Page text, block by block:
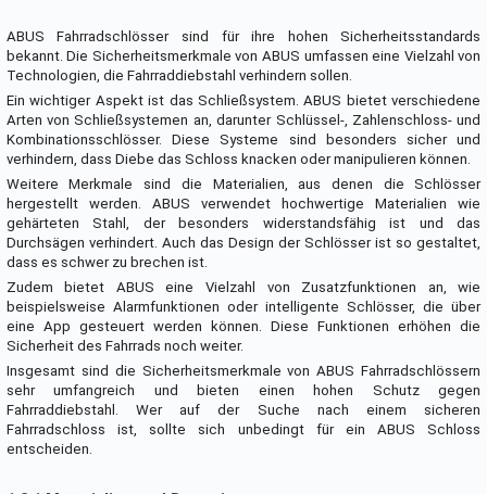
ABUS Fahrradschlösser sind für ihre hohen Sicherheitsstandards
bekannt. Die Sicherheitsmerkmale von ABUS umfassen eine Vielzahl von
Technologien, die Fahrraddiebstahl verhindern sollen.
Ein wichtiger Aspekt ist das Schließsystem. ABUS bietet verschiedene
Arten von Schließsystemen an, darunter Schlüssel-, Zahlenschloss- und
Kombinationsschlösser. Diese Systeme sind besonders sicher und
verhindern, dass Diebe das Schloss knacken oder manipulieren können.
Weitere Merkmale sind die Materialien, aus denen die Schlösser
hergestellt werden. ABUS verwendet hochwertige Materialien wie
gehärteten Stahl, der besonders widerstandsfähig ist und das
Durchsägen verhindert. Auch das Design der Schlösser ist so gestaltet,
dass es schwer zu brechen ist.
Zudem bietet ABUS eine Vielzahl von Zusatzfunktionen an, wie
beispielsweise Alarmfunktionen oder intelligente Schlösser, die über
eine App gesteuert werden können. Diese Funktionen erhöhen die
Sicherheit des Fahrrads noch weiter.
Insgesamt sind die Sicherheitsmerkmale von ABUS Fahrradschlössern
sehr umfangreich und bieten einen hohen Schutz gegen
Fahrraddiebstahl. Wer auf der Suche nach einem sicheren
Fahrradschloss ist, sollte sich unbedingt für ein ABUS Schloss
entscheiden.